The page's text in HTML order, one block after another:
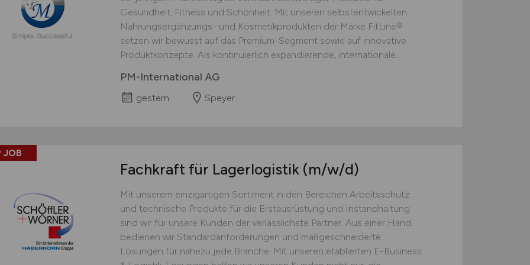
Gesundheit, Fitness und Schönheit. Mit unseren selbstentwickelten
Nahrungsergänzungs- und Kosmetikprodukten der Marke FitLine®
setzen wir bewusst auf das Premium-Segment sowie auf innovative
Produktkonzepte. Als kontinuierlich expandierende, internationale...
PM-International AG
gestern Speyer
JOB
Fachkraft für Lagerlogistik (m/w/d)
Mit unserem einzigartigen Sortiment in den Bereichen Arbeitsschutz
und technische Produkte für die Erstausrüstung und Instandhaltung
sind wir für unsere Kunden der verlässlichste Partner. Aus einer Hand
bedienen wir Standardanforderungen und maßgeschneiderte
Lösungen für nahezu jede Branche. Mit unseren etablierten E-Business